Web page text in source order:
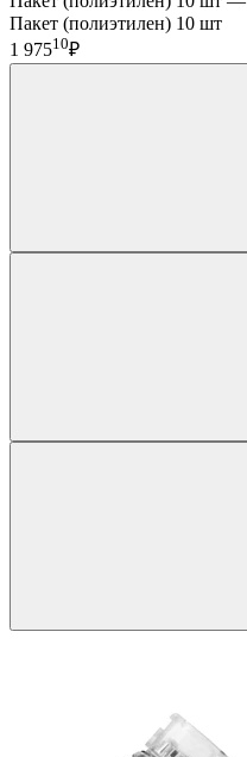
Пакет (полиэтилен) 10 шт
1 97510₽